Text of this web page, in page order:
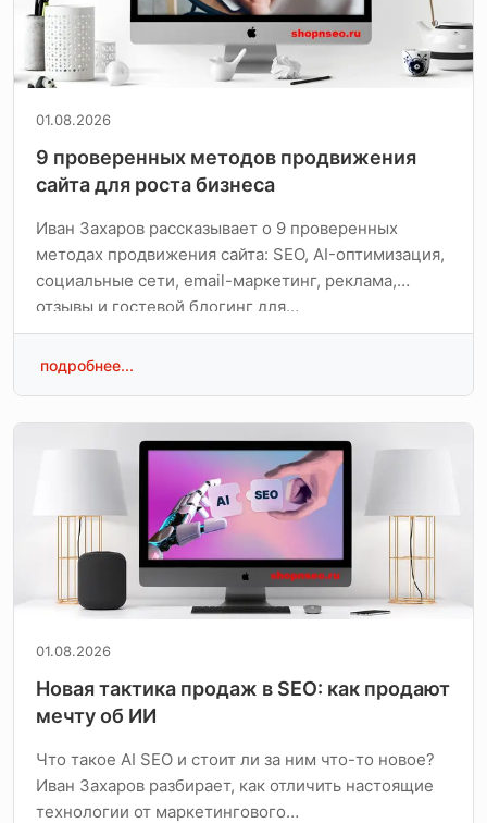
01.08.2026
9 проверенных методов продвижения
сайта для роста бизнеса
Иван Захаров рассказывает о 9 проверенных
методах продвижения сайта: SEO, AI-оптимизация,
социальные сети, email-маркетинг, реклама,
отзывы и гостевой блогинг для…
подробнее...
01.08.2026
Новая тактика продаж в SEO: как продают
мечту об ИИ
Что такое AI SEO и стоит ли за ним что-то новое?
Иван Захаров разбирает, как отличить настоящие
технологии от маркетингового…